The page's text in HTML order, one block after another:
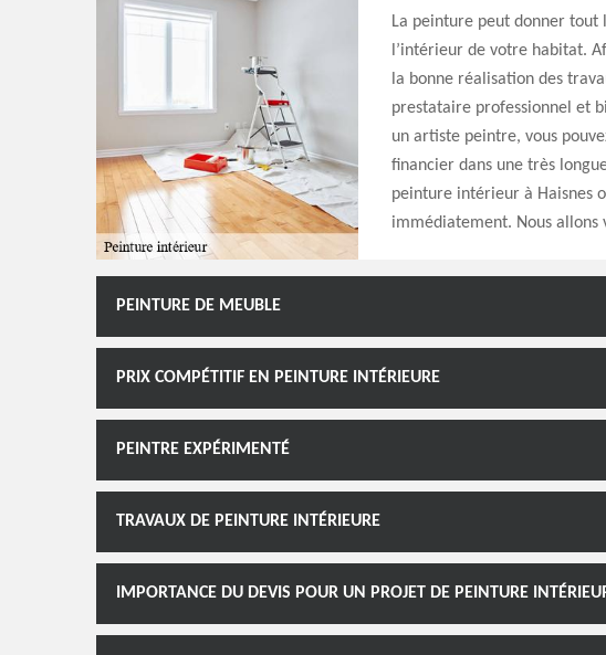
La peinture peut donner tout
l’intérieur de votre habitat.
la bonne réalisation des
prestataire professionnel et
un artiste peintre, vous
financier dans une très
peinture intérieur à Haisnes
immédiatement. Nous allons
PEINTURE DE MEUBLE
PRIX COMPÉTITIF EN PEINTURE INTÉRIEURE
PEINTRE EXPÉRIMENTÉ
TRAVAUX DE PEINTURE INTÉRIEURE
IMPORTANCE DU DEVIS POUR UN PROJET DE PEINTURE